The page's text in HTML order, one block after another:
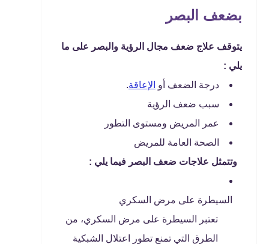
بضعف البصر
يتوقف علاج ضعف مجال الرؤية والبصر على ما
يلي :
درجة الضعف أو الإعاقة.
سبب ضعف الرؤية
عمر المريض ومستوى التطور
الصحة العامة للمريض
وتتمثل علاجات ضعف البصر فيما يلي :
السيطرة على مرض السكري
تعتبر السيطرة على مرض السكري، من
الطرق التي تمنع تطور اعتلال الشبكية